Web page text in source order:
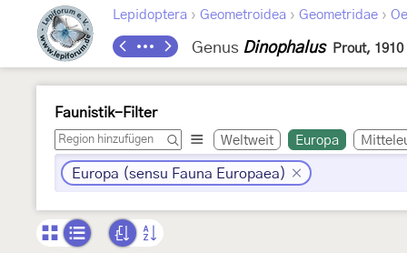
Lepidoptera › Geometroidea › Geometridae ›
Genus Dinophalus Prout, 1910
Faunistik-Filter
Weltweit Europa
Europa (sensu Fauna Europaea)